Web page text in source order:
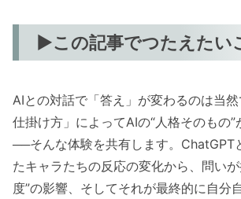
▶この記事でつたえたい
AIとの対話で「答え」が変わるのは当
仕掛け方」によってAIの“人格そのもの”
──そんな体験を共有します。ChatGPT
たキャラたちの反応の変化から、問いが
度”の影響、そしてそれが最終的に自分